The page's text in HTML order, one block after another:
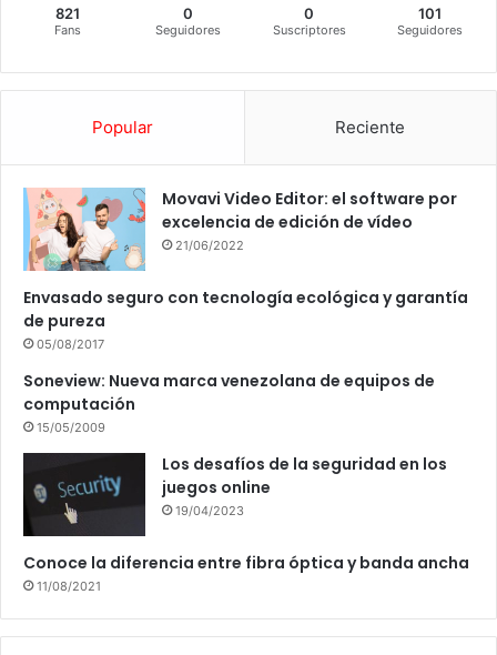
821
Fans
0
Seguidores
0
Suscriptores
101
Seguidores
Popular Reciente
Movavi Video Editor: el software por
excelencia de edición de vídeo
21/06/2022
Envasado seguro con tecnología ecológica y garantía
de pureza
05/08/2017
Soneview: Nueva marca venezolana de equipos de
computación
15/05/2009
Los desafíos de la seguridad en los
juegos online
19/04/2023
Conoce la diferencia entre fibra óptica y banda ancha
11/08/2021